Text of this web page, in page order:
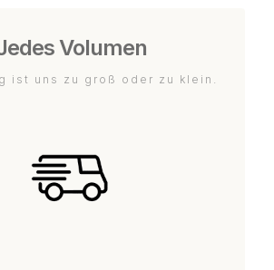
Volumen
ist uns zu groß oder zu klein.